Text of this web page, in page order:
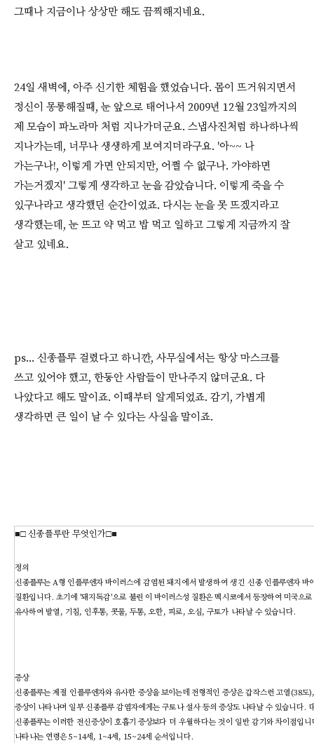
그때나 지금이나 상상만 해도 끔찍해지네요.
24일 새벽에, 아주 신기한 체험을 했었습니다. 몸이 뜨거워지면서
정신이 몽롱해질때, 눈 앞으로 태어나서 2009년 12월 23일까지의
제 모습이 파노라마 처럼 지나가더군요. 스냅사진처럼 하나하나씩
지나가는데, 너무나 생생하게 보여지더라구요. '아~~ 나
가는구나!, 이렇게 가면 안되지만, 어쩔 수 없구나. 가야하면
가는거겠지' 그렇게 생각하고 눈을 감았습니다. 이렇게 죽을 수
있구나라고 생각했던 순간이었죠. 다시는 눈을 못 뜨겠지라고
생각했는데, 눈 뜨고 약 먹고 밥 먹고 일하고 그렇게 지금까지 잘
살고 있네요.
ps... 신종플루 걸렸다고 하니깐, 사무실에서는 항상 마스크를
쓰고 있어야 했고, 한동안 사람들이 만나주지 않더군요. 다
나았다고 해도 말이죠. 이때부터 알게되었죠. 감기, 가볍게
생각하면 큰 일이 날 수 있다는 사실을 말이죠.
■□신종플루란 무엇인가□■
정의
신종플루는 A형 인플루엔자 바이러스에 감염된 돼지에서 발생하여 생긴 신종 인플루엔
질환입니다. 초기에 '돼지독감'으로 불린 이 바이러스성 질환은 멕시코에서 등장하여 미국으
유사하여 발열, 기침, 인후통, 콧물, 두통, 오한, 피로, 오심, 구토가 나타날 수 있습니다.
증상
신종플루는 계절 인플루엔자와 유사한 증상을 보이는데 전형적인 증상은 갑작스런 고열(38
증상이 나타나며 일부 신종플루 감염자에게는 구토나 설사 등의 증상도 나타날 수 있습니다.
신종플루는 이러한 전신증상이 호흡기 증상보다 더 우월하다는 것이 일반 감기와 차이점입
나타나는 연령은 5~14세, 1~4세, 15~24세 순서입니다.